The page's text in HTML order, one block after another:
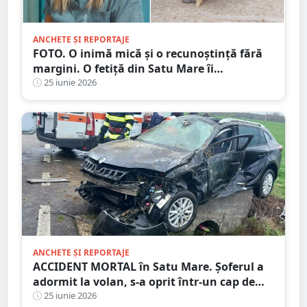
ANCHETE ȘI REPORTAJE
FOTO. O inimă mică și o recunoștință fără
margini. O fetiță din Satu Mare îi
mulțumește medicului care i-a salvat cea
mai bună prietenă
25 iunie 2026
ANCHETE ȘI REPORTAJE
ACCIDENT MORTAL în Satu Mare. Șoferul a
adormit la volan, s-a oprit într-un cap de
pod. Pasagerul a murit la spital
25 iunie 2026